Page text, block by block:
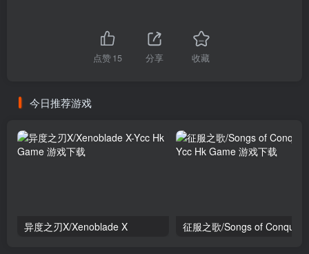
点赞15 分享 收藏
今日推荐游戏
异度之刃X/Xenoblade X 征服之歌/Songs of Conquest